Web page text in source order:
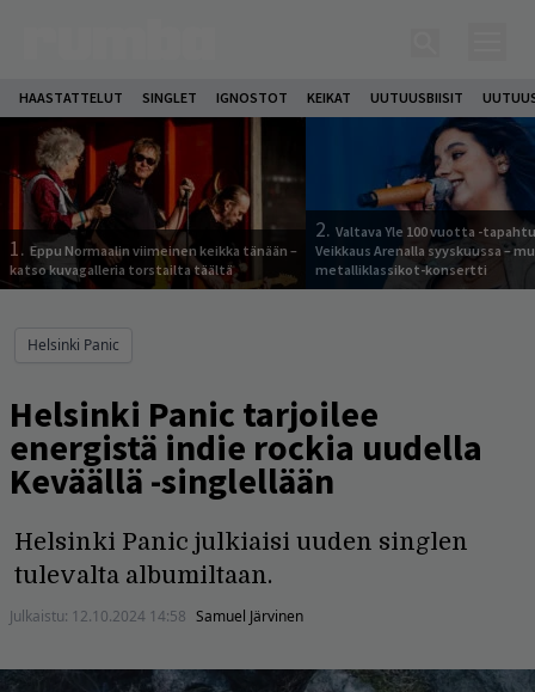
HAASTATTELUT SINGLET IGNOSTOT KEIKAT UUTUUSBIISIT
1. Eppu Normaalin viimeinen keikka tänään –
katso kuvagalleria torstailta täältä
2. Valtava Yle 100 vuotta -
Veikkaus Arenalla syyskuussa –
metalliklassikot-konsertti
Helsinki Panic
Helsinki Panic tarjoilee
energistä indie rockia uudella
Keväällä -singlellään
Helsinki Panic julkiaisi uuden singlen
tulevalta albumiltaan.
Julkaistu: 12.10.2024 14:58 Samuel Järvinen